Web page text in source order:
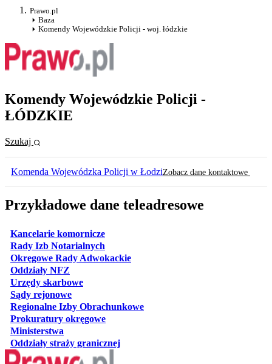
Prawo.pl
Baza
Komendy Wojewódzkie Policji - woj. łódzkie
Komendy Wojewódzkie Policji -
ŁÓDZKIE
Szukaj
Komenda Wojewódzka Policji w ŁodziZobacz dane kontaktowe
Przykładowe dane teleadresowe
Kancelarie komorniczeotwiera się w nowej karcie
Rady Izb Notarialnych
Okręgowe Rady Adwokackieotwiera się w nowej karcie
Oddziały NFZ
Urzędy skarboweotwiera się w nowej karcie
Sądy rejonoweotwiera się w nowej karcie
Regionalne Izby Obrachunkoweotwiera się w nowej karcie
Prokuratury okręgoweotwiera się w nowej karcie
Ministerstwa
Oddziały straży granicznejotwiera się w nowej karcie